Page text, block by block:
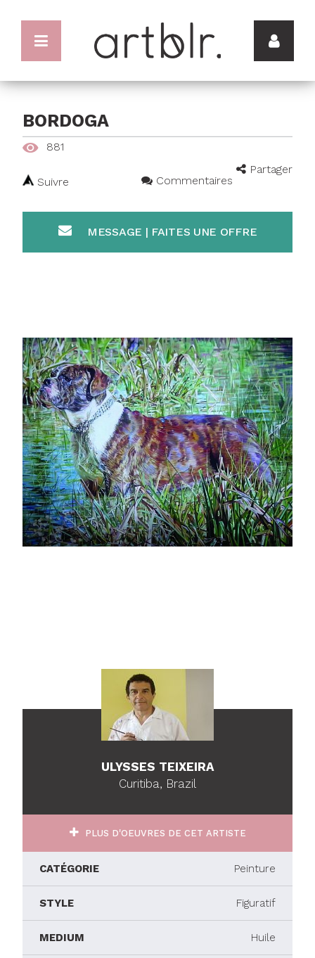
BORDOGA
881
Partager
Suivre
Commentaires
MESSAGE | FAITES UNE OFFRE
ULYSSES TEIXEIRA
Curitiba, Brazil
PLUS D'OEUVRES DE CET ARTISTE
CATÉGORIE Peinture
STYLE Figuratif
MEDIUM Huile